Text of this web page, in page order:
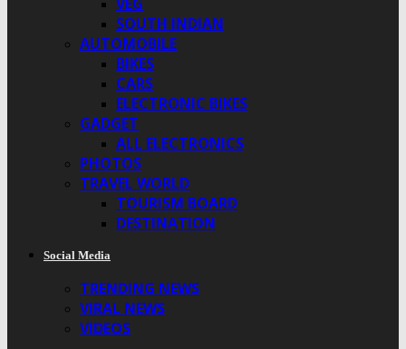
SOUTH INDIAN
AUTOMOBILE
BIKES
CARS
ELECTRONIC BIKES
GADGET
ALL ELECTRONICS
PHOTOS
TRAVEL WORLD
TOURISM BOARD
DESTINATION
Social Media
TRENDING NEWS
VIRAL NEWS
VIDEOS